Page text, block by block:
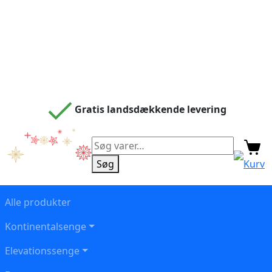
Gratis landsdækkende levering
Søg
efter:
Søg Kurv
Alle produkter
Kontinentalsenge
Elevationssenge